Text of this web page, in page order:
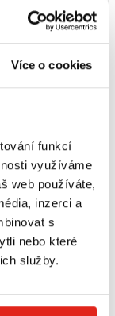
Více o cookies
funkcí
využíváme
web používáte,
inzerci a
s
nebo které
služby.
GEAR LC SADA
KAWASAKI
CAFE (18-)